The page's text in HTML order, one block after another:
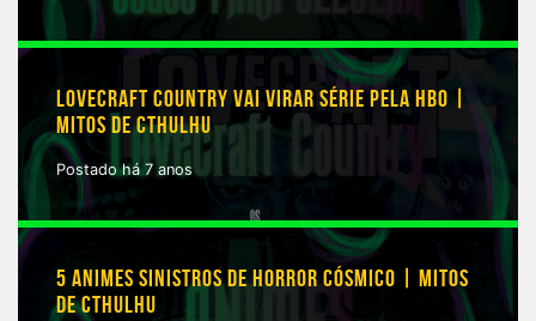
LOVECRAFT COUNTRY VAI VIRAR SÉRIE PELA HBO |
MITOS DE CTHULHU
Postado há 7 anos
5 ANIMES SINISTROS DE HORROR CÓSMICO | MITOS
DE CTHULHU